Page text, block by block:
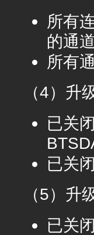
所有
的通
所有
（4）升
已关
已关
（5）升
已关